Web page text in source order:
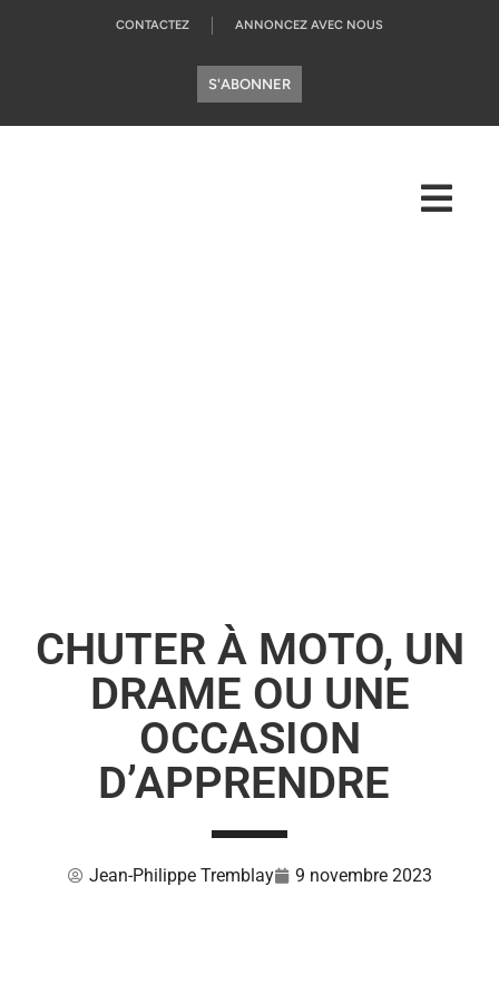
CONTACTEZ ANNONCEZ AVEC NOUS
S'ABONNER
CHUTER À MOTO, UN
DRAME OU UNE
OCCASION
D’APPRENDRE
Jean-Philippe Tremblay 9 novembre 2023